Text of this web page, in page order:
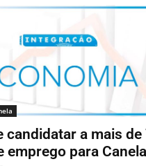
candidatar a mais de
emprego para